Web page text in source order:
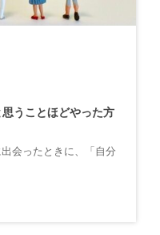
うことほどやった方
会ったときに、「自分